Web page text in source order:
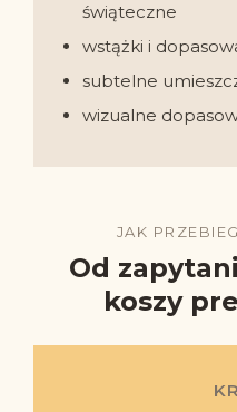
świąteczne
wstążki i
subtelne
wizualne
JAK
Od
koszy